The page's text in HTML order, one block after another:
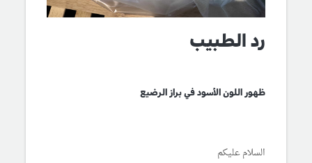
رد الطبيب
ظهور اللون الأسود في براز الرضيع
السلام عليكم